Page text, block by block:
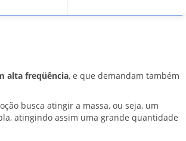
alta freqüência, e que demandam também
busca atingir a massa, ou seja, um
atingindo assim uma grande quantidade